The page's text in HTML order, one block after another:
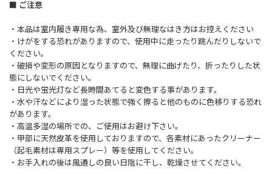
■ ご注意
・本品は室内履き専用な為、室外及び無理なはき方はお控えください
・けがをする恐れがありますので、使用中に走ったり跳んだりしないで
ください。
・破損や変形の原因となりますので、無理に曲げたり、折ったりした状
態にしないでください。
・日光や蛍光灯など長時間あてると変色する事があります。
・水や汗などにより湿った状態で強く擦ると他のものに色移りする恐れ
があります。
・高温多湿の場所での、ご使用はお避け下さい。
・甲部に天然皮革を使用しておりますので、各素材にあったクリーナー
（起毛素材は専用スプレー）等を使用してください。
・お手入れの後は風通しの良い日陰に干し、乾燥させてください。